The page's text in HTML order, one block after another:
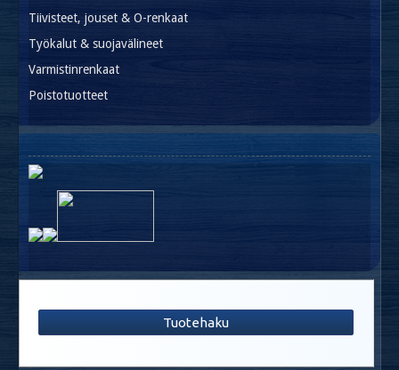
Tiivisteet, jouset & O-renkaat
Työkalut & suojavälineet
Varmistinrenkaat
Poistotuotteet
Tuotehaku